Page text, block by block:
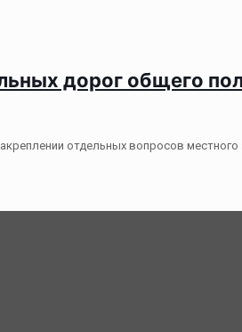
дорог общего
отдельных вопросов